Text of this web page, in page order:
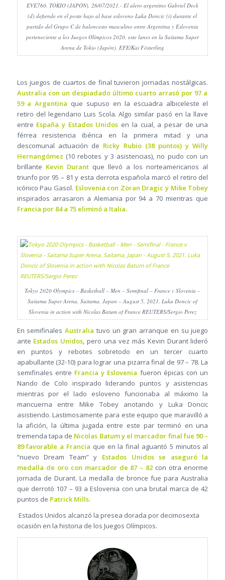
EVE760. TOKIO (JAPÓN), 26/07/2021.- El alero argentino Gabriel Deck
(d) defiende en el poste bajo al base esloveno Luka Doncic (i) durante el
partido del Grupo C de baloncesto masculino entre Argentina y Eslovenia
perteneciente a los Juegos Olímpicos 2020, este lunes en la Saitama Super
Arena de Tokio (Japón). EFE/Kai Fösterling
Los juegos de cuartos de final tuvieron jornadas nostálgicas.
Australia con un despiadado último cuarto arrasó por 97 a
59 a Argentina que supuso en la escuadra albiceleste el
retiro del legendario Luis Scola. Algo similar pasó en la llave
entre España y Estados Unidos en la cual, a pesar de una
férrea resistencia ibérica en la primera mitad y una
descomunal actuación de Ricky Rubio (38 puntos) y Willy
Hernangómez (10 rebotes y 3 asistencias), no pudo con un
brillante Kevin Durantque llevó a los norteamericanos al
triunfo por 95 – 81 y esta derrota española marcó el retiro del
icónico Pau Gasol. Eslovenia con Zoran Dragic y Mike Tobey
inspirados arrasaron a Alemania por 94 a 70 mientras que
Francia por 84 a 75 eliminó a Italia.
Tokyo 2020 Olympics – Basketball – Men – Semifinal – France v Slovenia –
Saitama Super Arena, Saitama, Japan – August 5, 2021. Luka Doncic of
Slovenia in action with Nicolas Batum of France REUTERS/Sergio Perez
En semifinalesAustralia tuvo un gran arranque en su juego
ante Estados Unidos, pero una vez más Kevin Durant lideró
en puntos y rebotes sobretodo en un tercer cuarto
apabullante (32-10) para lograr una pizarra final de 97 – 78. La
semifinales entre Francia y Eslovenia fueron épicas con un
Nando de Colo inspirado liderando puntos y asistencias
mientras por el lado esloveno funcionaba al máximo la
mancuerna entre Mike Tobey anotando y Luka Doncic
asistiendo. Lastimosamente para este equipo que maravilló a
la afición, la última jugada entre este par terminó en una
tremenda tapa de Nicolas Batum y el marcador final fue 90 –
89 favorable a Francia que en la final aguantó 5 minutos al
“nuevo Dream Team” y Estados Unidos se aseguró la
medalla de oro con marcador de 87 – 82 con otra enorme
jornada de Durant. La medalla de bronce fue para Australia
que derrotó 107 – 93 a Eslovenia con una brutal marca de 42
puntos de Patrick Mills.
Estados Unidos alcanzó la presea dorada por decimosexta
ocasión en la historia de los Juegos Olímpicos.